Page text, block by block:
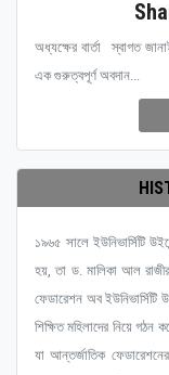
অধ্যক্ষের বার্তা স্বাগত
এক গুরুত্বপূর্ণ অবদান...
১৯৬৫ সালে ইউনিভার্সিটি
হয়, তা ড. মালিকা আল
ফেডারেশন অব ইউনিভার্সিটি
শিক্ষিত মহিলাদের নিয়ে গঠন
যা আন্তর্জাতিক